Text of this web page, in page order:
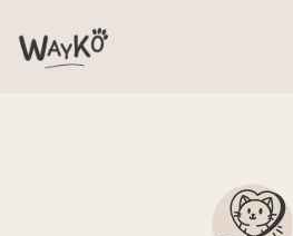
Croq'Vadrouille